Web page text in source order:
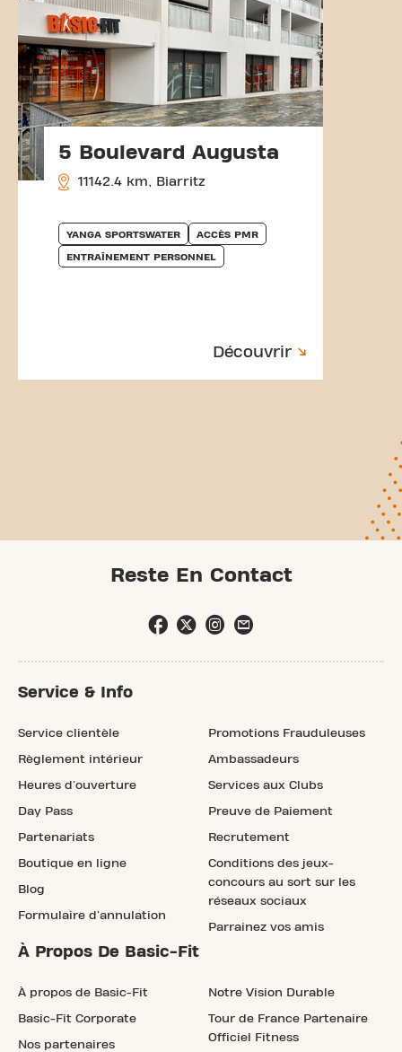
5 Boulevard Augusta
11142.4 km, Biarritz
YANGA SPORTSWATER ACCÈS PMR
ENTRAÎNEMENT PERSONNEL
Découvrir
Reste En Contact
Service & Info
Service clientèle
Règlement intérieur
Heures d'ouverture
Day Pass
Partenariats
Boutique en ligne
Blog
Formulaire d'annulation
Promotions Frauduleuses
Ambassadeurs
Services aux Clubs
Preuve de Paiement
Recrutement
Conditions des jeux-
concours au sort sur les
réseaux sociaux
Parrainez vos amis
À Propos De Basic-Fit
À propos de Basic-Fit
Basic-Fit Corporate
Nos partenaires
Notre Vision Durable
Tour de France Partenaire
Officiel Fitness